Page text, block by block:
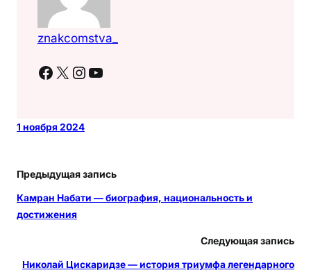
znakcomstva_
Facebook X Instagram YouTube
1 ноября 2024
Предыдущая запись
Камран Набати — биография, национальность и
достижения
Следующая запись
Николай Цискаридзе — история триумфа легендарного